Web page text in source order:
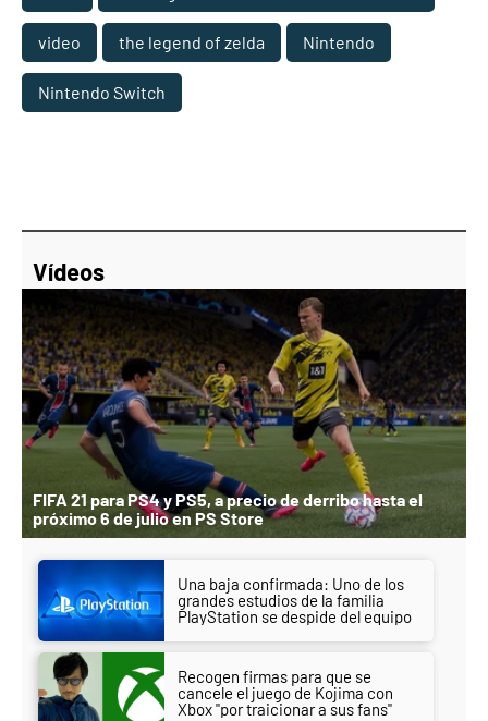
video the legend of zelda Nintendo
Nintendo Switch
Vídeos
FIFA 21 para PS4 y PS5, a precio de derribo hasta el
próximo 6 de julio en PS Store
Una baja confirmada: Uno de los
grandes estudios de la familia
PlayStation se despide del equipo
Recogen firmas para que se
cancele el juego de Kojima con
Xbox "por traicionar a sus fans"